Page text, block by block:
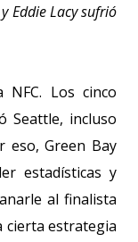
Eddie Lacy sufrió
Los cinco
Seattle, incluso
eso, Green Bay
estadísticas y
al finalista
cierta estrategia